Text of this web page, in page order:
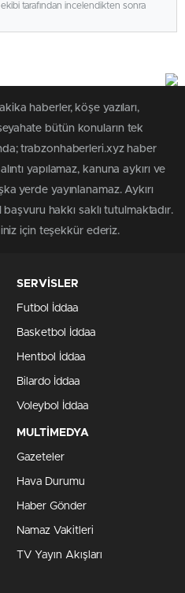
ekibi tarafından incelendikten sonra
haberler, köşe yazıları,
bütün konuların tek
trabzonhaberleri.xyz haber
yapılamaz, kanuna aykırı ve
yerde yayınlanamaz. Aykırı
hakkı saklı tutulmaktadır.
için teşekkür ederiz.
SERVİSLER
Futbol İddaa
Basketbol İddaa
Hentbol İddaa
Bilardo İddaa
Voleybol İddaa
MULTİMEDYA
Gazeteler
Hava Durumu
Haber Gönder
Namaz Vakitleri
TV Yayın Akışları